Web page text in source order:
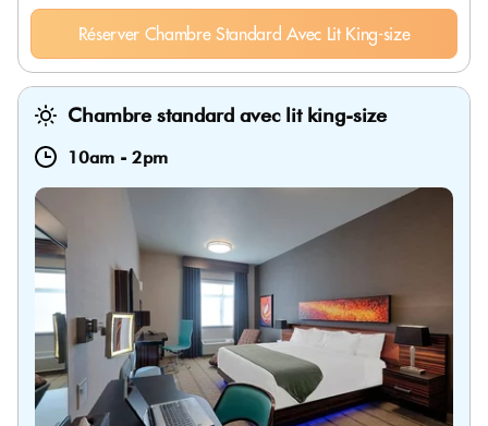
Réserver Chambre Standard Avec Lit King-size
Chambre standard avec lit king-size
10am - 2pm